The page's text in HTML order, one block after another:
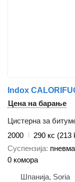
Indox
Цена на барање
Цистерна за
2000
290 кс (213
Суспензија
0 комора
Шпанија, Soria